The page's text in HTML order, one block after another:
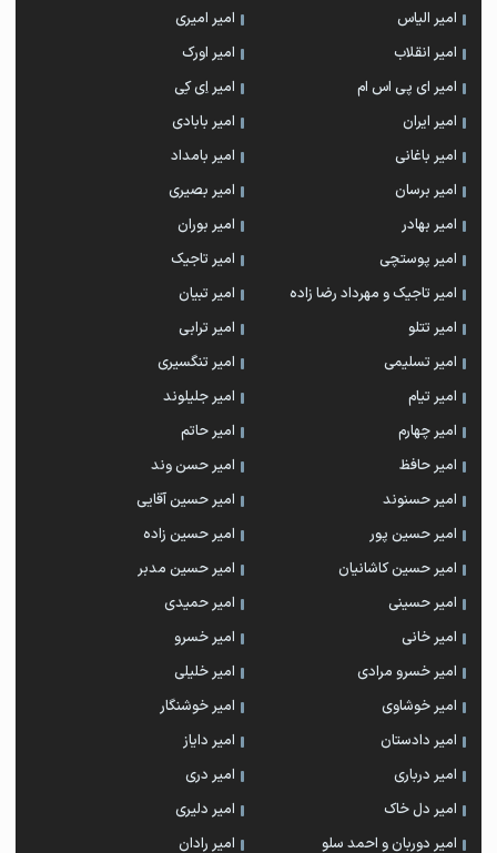
امیر الیاس
امیر امیری
امیر انقلاب
امیر اورک
امیر ای پی اس ام
امیر اِی کِی
امیر ایران
امیر بابادی
امیر باغانی
امیر بامداد
امیر برسان
امیر بصیری
امیر بهادر
امیر بوران
امیر پوستچی
امیر تاجیک
امیر تاجیک و مهرداد رضا زاده
امیر تبیان
امیر تتلو
امیر ترابی
امیر تسلیمی
امیر تنگسیری
امیر تیام
امیر جلیلوند
امیر چهارم
امیر حاتم
امیر حافظ
امیر حسن وند
امیر حسنوند
امیر حسین آقایی
امیر حسین پور
امیر حسین زاده
امیر حسین کاشانیان
امیر حسین مدبر
امیر حسینی
امیر حمیدی
امیر خانی
امیر خسرو
امیر خسرو مرادی
امیر خلیلی
امیر خوشاوی
امیر خوشنگار
امیر دادستان
امیر دایاز
امیر درباری
امیر دری
امیر دل خاک
امیر دلیری
امیر دوربان و احمد سلو
امیر رادان